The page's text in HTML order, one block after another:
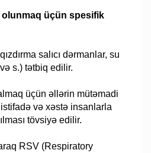
üçün spesifik
salıcı dərmanlar, su
s.) tətbiq edilir.
üçün əllərin mütəmadi
və xəstə insanlarla
tövsiyə edilir.
RSV (Respiratory